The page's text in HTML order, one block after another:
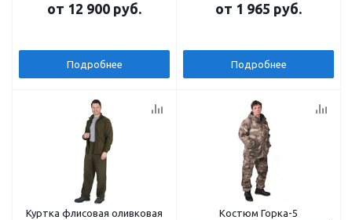
от 12 900 руб.
Подробнее
от 1 965 руб.
Подробнее
Куртка флисовая оливковая
Костюм Горка-5